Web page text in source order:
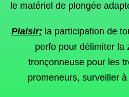
le matériel de plongée
Plaisir; la participation de
perfo pour délimiter la
tronçonneuse pour les
promeneurs, surveiller